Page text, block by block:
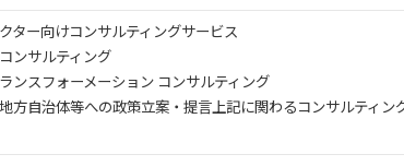
ター向けコンサルティングサービス
ンサルティング
ンスフォーメーション コンサルティング
方自治体等への政策立案・提言上記に関わるコンサルティ